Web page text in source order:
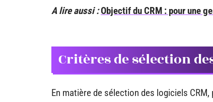
A lire aussi :Objectif du CRM : pour une
Critères de sélection
En matière de sélection des logiciels